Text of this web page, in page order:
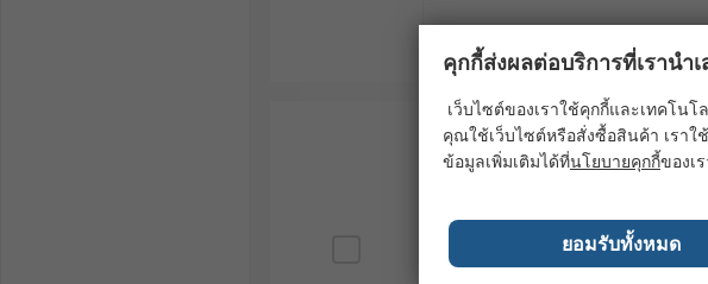
มีใ
SAM
หมายเล
คุกกี้ส่งผลต่อบริการที่เรานำ
เว็บไซต์ของเราใช้คุกกี้และเทคโน
คุณใช้เว็บไซต์หรือสั่งซื้อสินค้า เรา
ข้อมูลเพิ่มเติมได้ที่นโยบายคุกกี้ของเ
ยอมรับทั้งหมด